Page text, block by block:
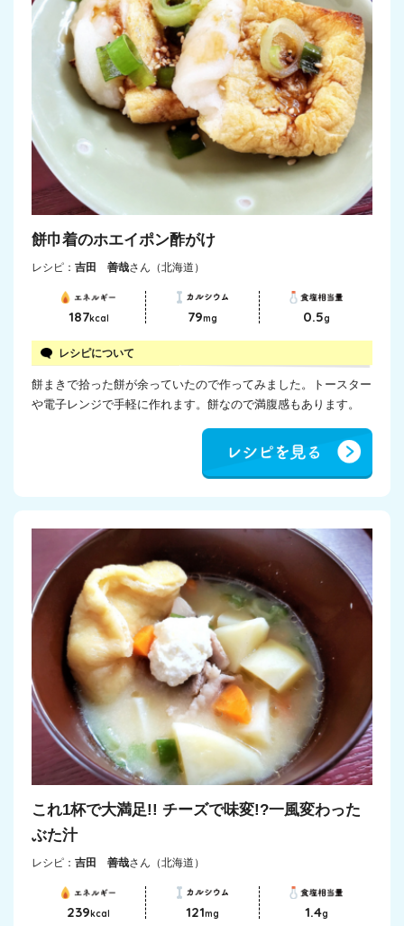
餅巾着のホエイポン酢がけ
レシピ： 吉田 善哉さん（北海道）
187kcal 79mg 0.5g
レシピについて
餅まきで拾った餅が余っていたので作ってみました。トースター
や電子レンジで手軽に作れます。餅なので満腹感もあります。
これ1杯で大満足!! チーズで味変!?一風変わった
ぶた汁
レシピ： 吉田 善哉さん（北海道）
239kcal 121mg 1.4g